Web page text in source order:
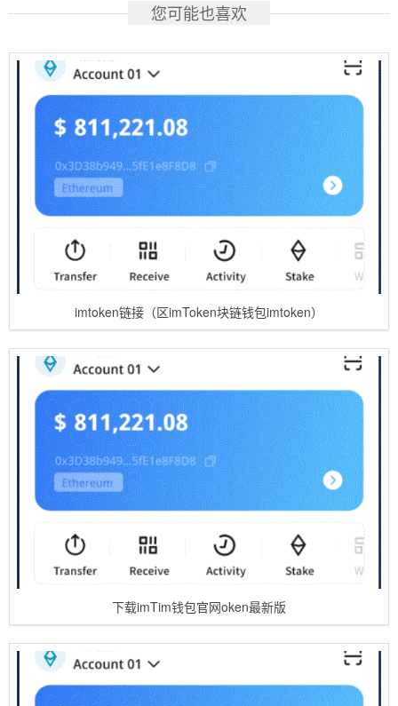
您可能也喜欢
imtoken链接（区imToken块链钱包imtoken）
下载imTim钱包官网oken最新版